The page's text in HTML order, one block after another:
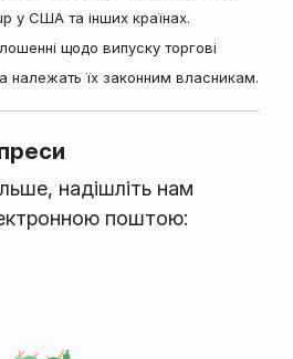
у США та інших країнах.
щодо випуску торгові
належать їх законним власникам.
надішліть нам
поштою: